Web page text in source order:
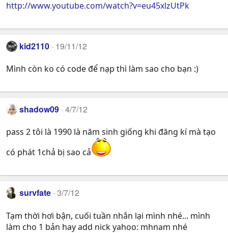
http://www.youtube.com/watch?v=eu45xlzUtPk
kid2110 19/11/12
Mình còn ko có code để nạp thì làm sao cho bạn :)
shadow09 4/7/12
pass 2 tôi là 1990 là năm sinh giống khi đăng kí mà tạo
có phát 1chả bị sao cả
survfate 3/7/12
Tạm thời hơi bận, cuối tuần nhắn lại mình nhé... mình
làm cho 1 bản hay add nick yahoo: mhnam nhé